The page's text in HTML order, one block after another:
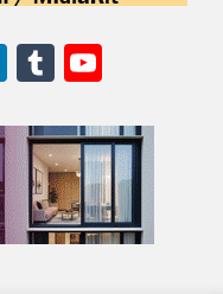
LinkedIn
Tumblr